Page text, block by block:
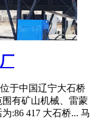
于中国辽宁大石桥
有矿山机械、雷蒙
:86 417 大石桥... 马